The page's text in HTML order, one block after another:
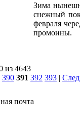
Зима
снежный
февраля
промоины.
из 4643
390 391 392 393 |
почта